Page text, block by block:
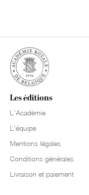
Les éditions
L'Académie
L'équipe
Mentions légales
Conditions générales
Livraison et paiement